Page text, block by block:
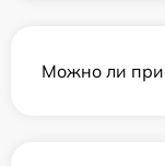
Можно ли